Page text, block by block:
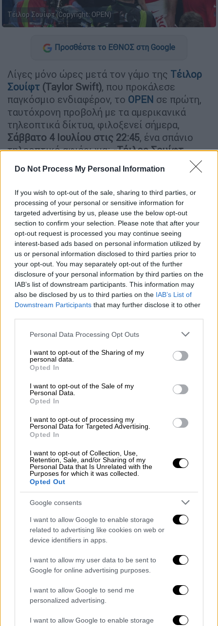
Do Not Process My Personal Information
If you wish to opt-out of the sale, sharing to third parties, or
processing of your personal or sensitive information for
targeted advertising by us, please use the below opt-out
section to confirm your selection. Please note that after your
opt-out request is processed you may continue seeing
interest-based ads based on personal information utilized by
us or personal information disclosed to third parties prior to
your opt-out. You may separately opt-out of the further
disclosure of your personal information by third parties on the
IAB’s list of downstream participants. This information may
also be disclosed by us to third parties on the IAB’s List of
Downstream Participants that may further disclose it to other
Please note that this website/app uses one or more Google
not limited to your visit or usage behaviour. You may click to
grant or deny consent to Google and its third-party tags to
use your data for below specified purposes in below Google
consent section.
Personal Data Processing Opt Outs
I want to opt-out of the Sharing of my
personal data.
Opted In
I want to opt-out of the Sale of my
Personal Data.
Opted In
I want to opt-out of processing my
Personal Data for Targeted Advertising.
Opted In
I want to opt-out of Collection, Use,
Retention, Sale, and/or Sharing of my
Personal Data that Is Unrelated with the
Purposes for which it was collected.
Opted Out
Google consents
I want to allow Google to enable storage
related to advertising like cookies on web or
device identifiers in apps.
I want to allow my user data to be sent to
Google for online advertising purposes.
I want to allow Google to send me
personalized advertising.
I want to allow Google to enable storage
Τέιλορ Σουίφτ (Copyright: OPEN)
Προσθέστε το ΕΘΝΟΣ στη Google
Λίγες μόνο ώρες μετά τον γάμο της Τέιλορ
Σουίφτ (Taylor Swift), που προκάλεσε
παγκόσμιο ενδιαφέρον, το OPEN σε πρώτη,
ταυτόχρονη προβολή με τα αμερικανικά
τηλεοπτικά δίκτυα, φιλοξενεί σήμερα,
Σάββατο 4 Ιουλίου στις 22:45, ένα σπάνιο
τηλεοπτικό αφιέρωμα: «Τέιλορ Σουίφτ -
ποπ σταρ
της γενιά της, μιλά για τους έρωτες που τη
σημάδεψαν, αλλά και τα τραγούδια που
άλλαξαν μια για πάντα τη μουσική
βιομηχανία.
ΔΙΑΒΑΣΤΕ ΕΠΙΣΗΣ
Μουσική|30.06.2026 14:32
Οι συναυλίες του Ιουλίου στην Αθήνα
- Από Moby και Παυλίδη μέχρι
Florence και The Cure
Μέσα από ερωτικές σχέσεις που έγιναν
εμβληματικοί στίχοι, λίγο πριν τον γάμο της,
η Τέιλορ Σουίφτ μετέτρεψε το ημερολόγιο
της ζωής της στο μεγαλύτερο
soundtrack
όλων των εποχών.
Με ένα πλούσιο αρχείο γεμάτο από
μαρτυρίες ανθρώπων της μουσικής
οπαδούς της (Swifties), αλλά και διάσημα
πρόσωπα, τοντοκιμαντέρξεδιπλώνεται σε
τέσσερις θεματικές ενότητες: πρώιμοι
έρωτες, σχέσεις με διάσημα πρόσωπα, τη
βρετανική περίοδο και την πορεία προς το
γάμο.